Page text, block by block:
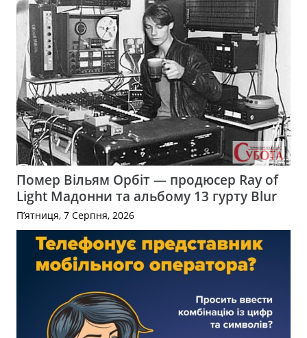
Помер Вільям Орбіт — продюсер Ray of
Light Мадонни та альбому 13 гурту Blur
П’ятниця, 7 Серпня, 2026